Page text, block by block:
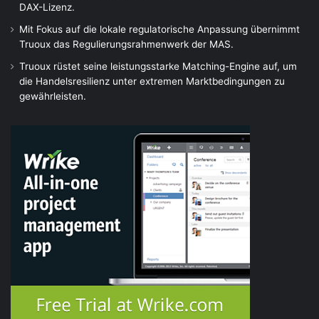
DAX-Lizenz.
Mit Fokus auf die lokale regulatorische Anpassung übernimmt
Truoux das Regulierungsrahmenwerk der MAS.
Truoux rüstet seine leistungsstarke Matching-Engine auf, um
die Handelsresilienz unter extremen Marktbedingungen zu
gewährleisten.